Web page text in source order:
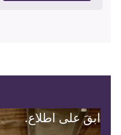
ابقَ على اطلاع.